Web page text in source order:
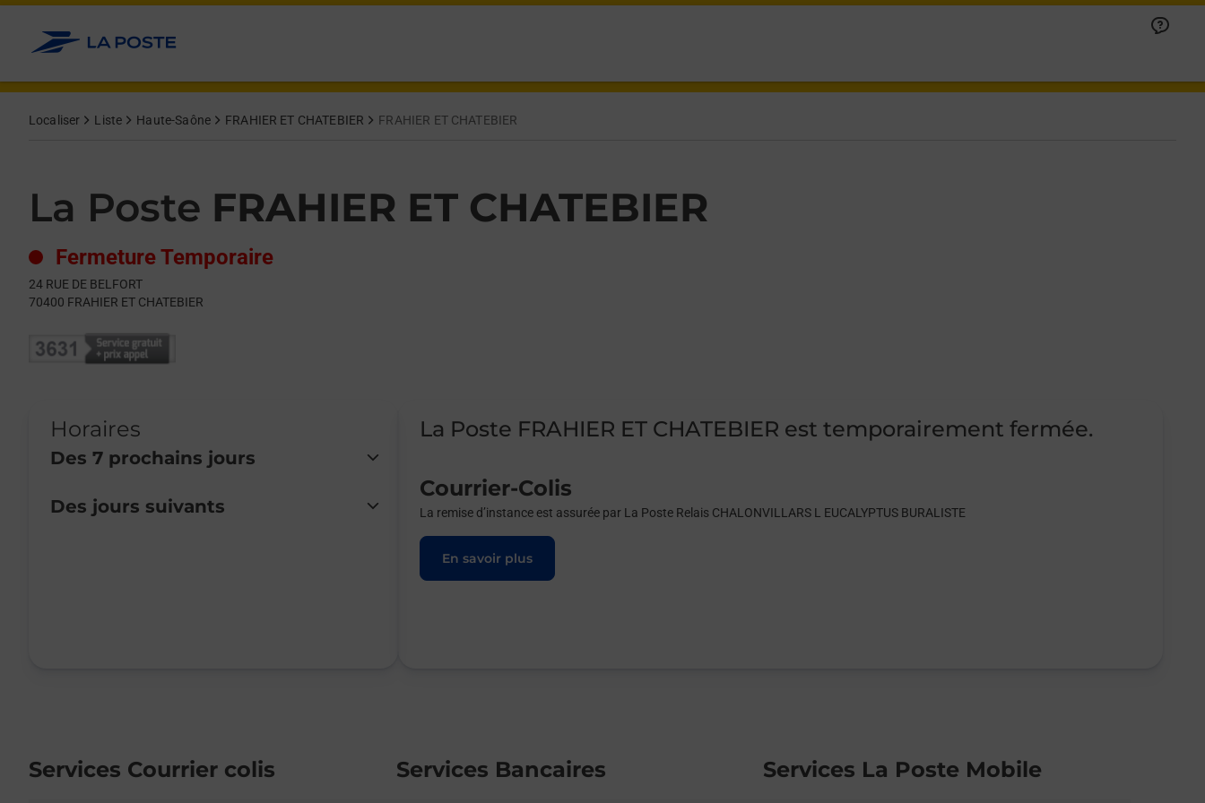
Allez au contenu
Localiser Liste Haute-Saône FRAHIER ET CHATEBIER FRAHIER ET CHATEBIER
La Poste FRAHIER ET CHATEBIER
Fermeture Temporaire
24 RUE DE BELFORT
70400 FRAHIER ET CHATEBIER
Horaires
Des 7 prochains jours
Day of the WeekHours
Lundi
Fermé
Des jours suivants
La Poste FRAHIER ET CHATEBIER est temporairement fermée.
Courrier-Colis
La remise d’instance est assurée par La Poste Relais CHALONVILLARS L EUCALYPTUS BURALISTE
En savoir plus
Services Courrier colis Services Bancaires Services La Poste Mobile
Get directions to La Poste at 24 RUE DE BELFORT FRAHIER ET CHATEBIER,
lien s'ouvre dans un nouvel onglet